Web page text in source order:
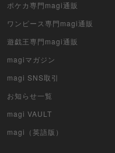
マジック：ザ・ギャ
ヴァイスシュヴァルツ
クリプトスペルズ
マイクリプトヒーロー
デュエマクラシック
ポケカ専門magi通販
ワンピース専門magi通販
遊戯王専門magi通販
magiマガジン
magi SNS取引
お知らせ一覧
magi VAULT
magi（英語版）